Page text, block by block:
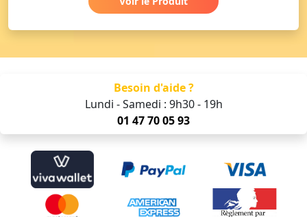
Besoin d'aide ?
Lundi - Samedi : 9h30 - 19h
01 47 70 05 93